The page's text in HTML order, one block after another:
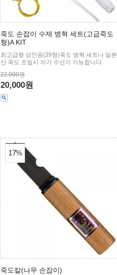
죽도 손잡이 수제 병혁 세트(고급죽도
형)A KIT
최고급형 성인용(39형)죽도 병혁 세트나 일본
산 죽도 조립시 자가 수선이 가능합니다.
22,000원
20,000원
17%
죽도칼(나무 손잡이)